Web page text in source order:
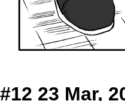
#12 23 Mar,